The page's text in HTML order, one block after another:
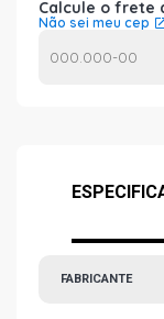
Calcule o frete
Não sei meu cep
FABRICANTE